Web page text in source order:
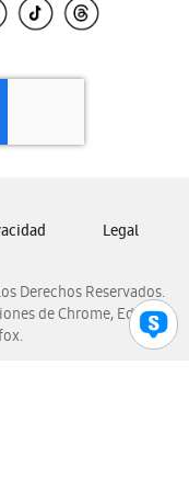
Derechos Reservados.
de Chrome, Edge,
Legal